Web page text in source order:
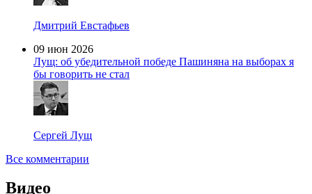
Дмитрий Евстафьев
09 июн 2026
Лущ: об убедительной победе Пашиняна на выборах я
бы говорить не стал
Сергей Лущ
Все комментарии
Видео